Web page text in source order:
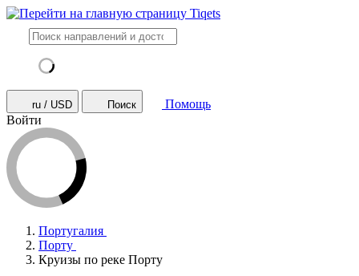
ru / USD Поиск
Помощь
Войти
Португалия
Порту
Круизы по реке Порту